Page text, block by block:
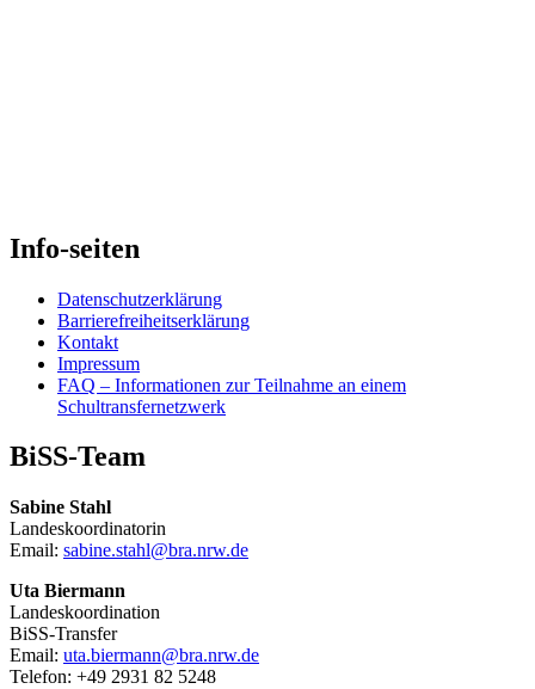
Info-seiten
Datenschutzerklärung
Barrierefreiheitserklärung
Kontakt
Impressum
FAQ – Informationen zur Teilnahme an einem
Schultransfernetzwerk
BiSS-Team
Sabine Stahl
Landeskoordinatorin
Email: sabine.stahl@bra.nrw.de
Uta Biermann
Landeskoordination
BiSS-Transfer
Email: uta.biermann@bra.nrw.de
Telefon: +49 2931 82 5248